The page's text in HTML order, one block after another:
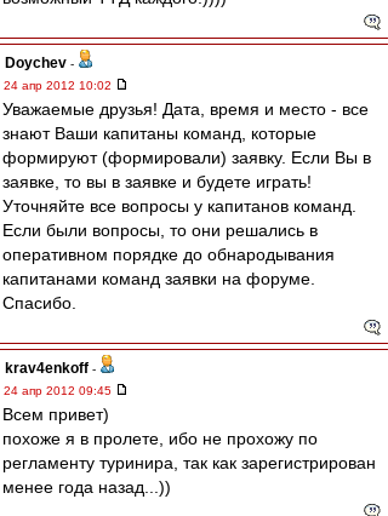
Doychev -
24 апр 2012 10:02
Уважаемые друзья! Дата, время и место - все
знают Ваши капитаны команд, которые
формируют (формировали) заявку. Если Вы в
заявке, то вы в заявке и будете играть!
Уточняйте все вопросы у капитанов команд.
Если были вопросы, то они решались в
оперативном порядке до обнародывания
капитанами команд заявки на форуме.
Спасибо.
krav4enkoff -
24 апр 2012 09:45
Всем привет)
похоже я в пролете, ибо не прохожу по
регламенту туринира, так как зарегистрирован
менее года назад...))